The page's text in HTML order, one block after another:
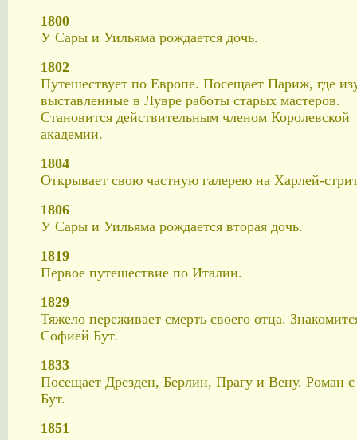
1800
У Сары и Уильяма рождается дочь.
1802
Путешествует по Европе. Посещает Париж, где
выставленные в Лувре работы старых мастеров.
Становится действительным членом Королевской
академии.
1804
Открывает свою частную галерею на Харлей-
1806
У Сары и Уильяма рождается вторая дочь.
1819
Первое путешествие по Италии.
1829
Тяжело переживает смерть своего отца.
Софией Бут.
1833
Посещает Дрезден, Берлин, Прагу и Вену. Роман
Бут.
1851